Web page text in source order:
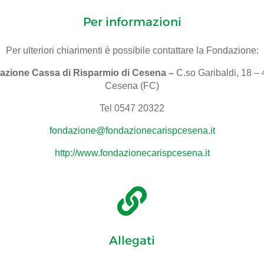
Per informazioni
Per ulteriori chiarimenti è possibile contattare la Fondazione:
Cassa di Risparmio di Cesena – C.so Garibaldi, 18 –
Cesena (FC)
Tel 0547 20322
fondazione@fondazionecarispcesena.it
http://www.fondazionecarispcesena.it

Allegati